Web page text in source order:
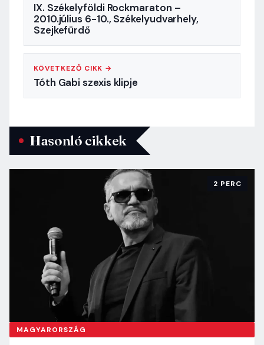
IX. Székelyföldi Rockmaraton –
2010.július 6-10., Székelyudvarhely,
Szejkefürdő
KÖVETKEZŐ CIKK →
Tóth Gabi szexis klipje
Hasonló cikkek
MAGYARORSZÁG
2 PERC